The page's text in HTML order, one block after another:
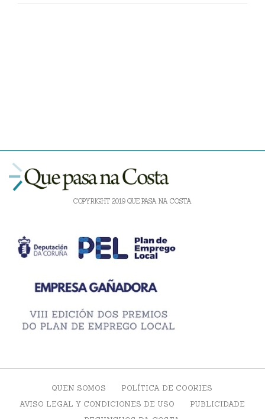
COPYRIGHT 2019 QUE PASA NA COSTA
QUEN SOMOS
POLÍTICA DE COOKIES
AVISO LEGAL Y CONDICIONES DE USO
PUBLICIDADE